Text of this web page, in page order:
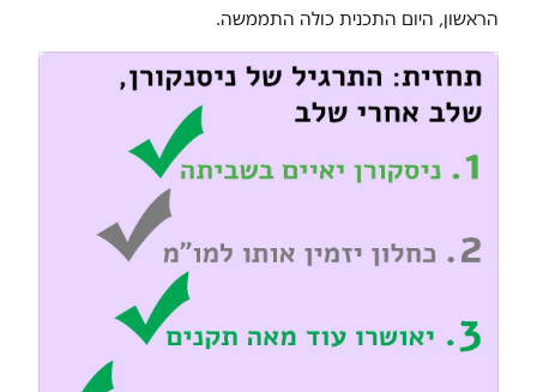
הראשון, היום התכנית כולה התממשה.